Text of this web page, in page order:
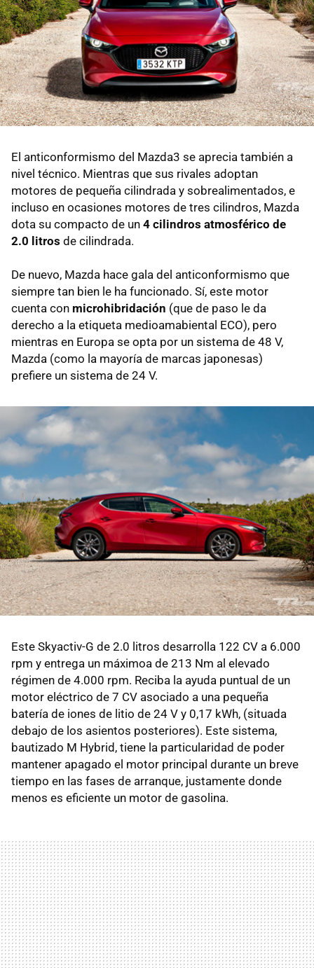
El anticonformismo del Mazda3 se aprecia también a
nivel técnico. Mientras que sus rivales adoptan
motores de pequeña cilindrada y sobrealimentados, e
incluso en ocasiones motores de tres cilindros, Mazda
dota su compacto de un 4 cilindros atmosférico de
2.0 litros de cilindrada.
De nuevo, Mazda hace gala del anticonformismo que
siempre tan bien le ha funcionado. Sí, este motor
cuenta con microhibridación (que de paso le da
derecho a la etiqueta medioamabiental ECO), pero
mientras en Europa se opta por un sistema de 48 V,
Mazda (como la mayoría de marcas japonesas)
prefiere un sistema de 24 V.
Este Skyactiv-G de 2.0 litros desarrolla 122 CV a 6.000
rpm y entrega un máximoa de 213 Nm al elevado
régimen de 4.000 rpm. Reciba la ayuda puntual de un
motor eléctrico de 7 CV asociado a una pequeña
batería de iones de litio de 24 V y 0,17 kWh, (situada
debajo de los asientos posteriores). Este sistema,
bautizado M Hybrid, tiene la particularidad de poder
mantener apagado el motor principal durante un breve
tiempo en las fases de arranque, justamente donde
menos es eficiente un motor de gasolina.